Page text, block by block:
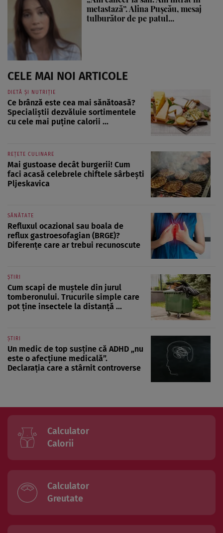
metastază”. Alina Pușcău, mesaj
tulburător de pe patul...
CELE MAI NOI ARTICOLE
DIETĂ ȘI NUTRIȚIE
Ce brânză este cea mai sănătoasă?
Specialiștii dezvăluie sortimentele
cu cele mai puține calorii ...
REȚETE CULINARE
Mai gustoase decât burgerii! Cum
faci acasă celebrele chiftele sârbești
Pljeskavica
SĂNĂTATE
Refluxul ocazional sau boala de
reflux gastroesofagian (BRGE)?
Diferențe care ar trebui recunoscute
ȘTIRI
Cum scapi de muștele din jurul
tomberonului. Trucurile simple care
pot ține insectele la distanță ...
ȘTIRI
Un medic de top susține că ADHD „nu
este o afecțiune medicală”.
Declarația care a stârnit controverse
Calculator
Calorii
Calculator
Greutate